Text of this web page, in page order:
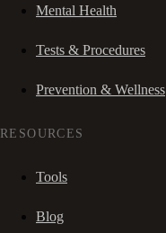
Mental Health
Tests & Procedures
Prevention & Wellness
RESOURCES
Tools
Blog